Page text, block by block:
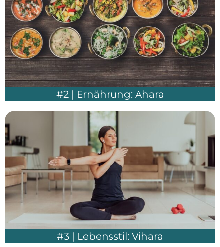
#2 | Ernährung: Ahara
#3 | Lebensstil: Vihara